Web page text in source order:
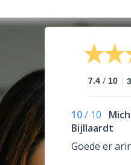
7.4 / 10
10/ 10
Bijllaardt
Goede er